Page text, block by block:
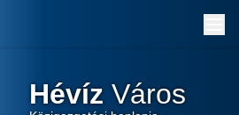
Hévíz Város